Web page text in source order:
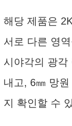
해당 제품은
서로 다른 영
시야각의 광각
내고, 6㎜ 망
지 확인할 수